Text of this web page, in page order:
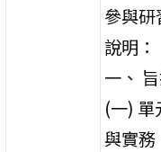
參與研
說明：
一、
(一)
與實務